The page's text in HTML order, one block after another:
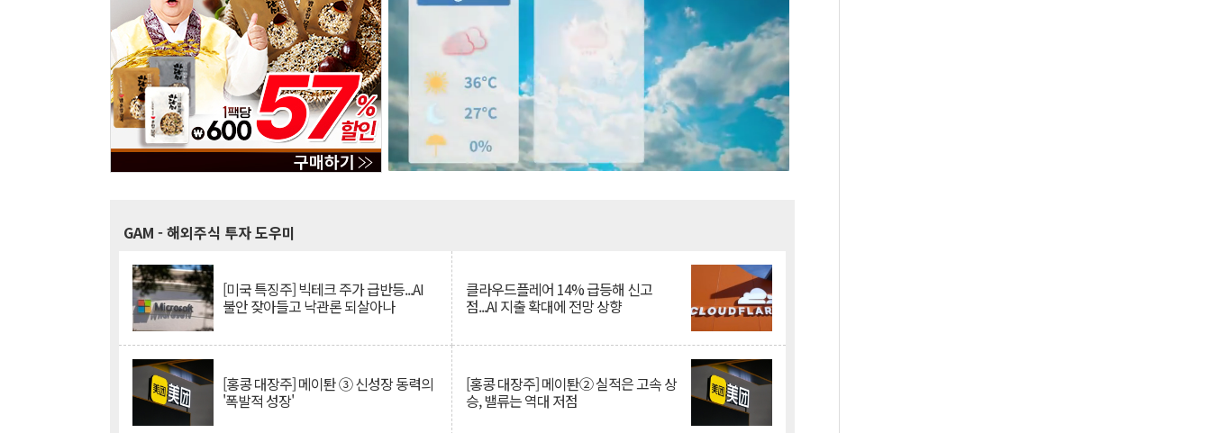
GAM - 해외주식 투자 도우미
[미국 특징주] 빅테크 주가 급반등...AI
불안 잦아들고 낙관론 되살아나
클라우드플레어 14% 급등해 신고
점...AI 지출 확대에 전망 상향
[홍콩 대장주] 메이퇀 ③ 신성장 동력의
'폭발적 성장'
[홍콩 대장주] 메이퇀② 실적은 고속 상
승, 밸류는 역대 저점